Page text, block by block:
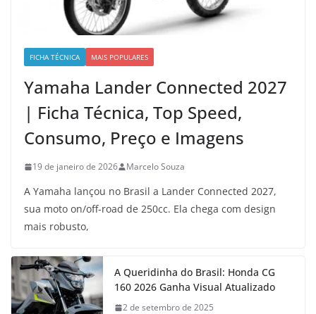
FICHA TÉCNICA MAIS POPULARES
Yamaha Lander Connected 2027
| Ficha Técnica, Top Speed,
Consumo, Preço e Imagens
19 de janeiro de 2026 Marcelo Souza
A Yamaha lançou no Brasil a Lander Connected 2027,
sua moto on/off-road de 250cc. Ela chega com design
mais robusto,
A Queridinha do Brasil: Honda CG
160 2026 Ganha Visual Atualizado
2 de setembro de 2025